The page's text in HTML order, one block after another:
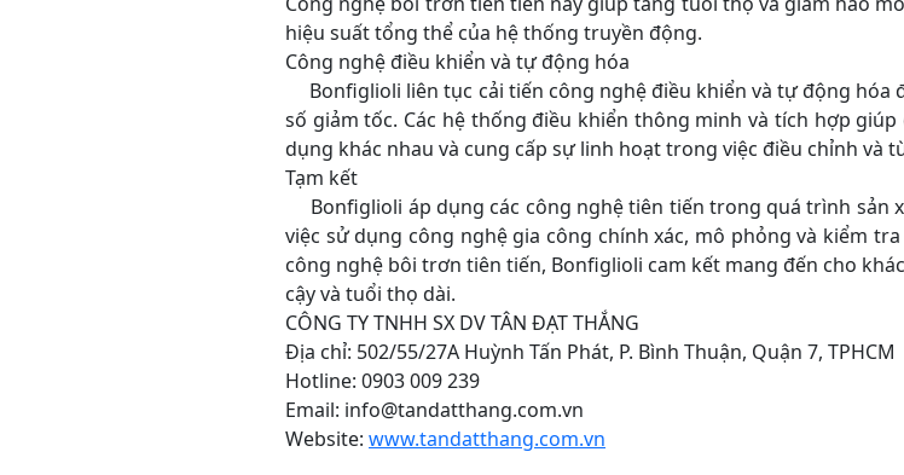
hiệu suất tổng thể của hệ thống truyền động.
Công nghệ điều khiển và tự động hóa
Bonfiglioli liên tục cải tiến công nghệ điều khiển và tự động hóa
số giảm tốc. Các hệ thống điều khiển thông minh và tích hợp
dụng khác nhau và cung cấp sự linh hoạt trong việc điều chỉnh và
Tạm kết
Bonfiglioli áp dụng các công nghệ tiên tiến trong quá trình sản
việc sử dụng công nghệ gia công chính xác, mô phỏng và kiểm
công nghệ bôi trơn tiên tiến, Bonfiglioli cam kết mang đến cho
cậy và tuổi thọ dài.
CÔNG TY TNHH SX DV TÂN ĐẠT THẮNG
Địa chỉ: 502/55/27A Huỳnh Tấn Phát, P. Bình Thuận, Quận 7, TPHCM
Hotline: 0903 009 239
Email: info@tandatthang.com.vn
Website: www.tandatthang.com.vn